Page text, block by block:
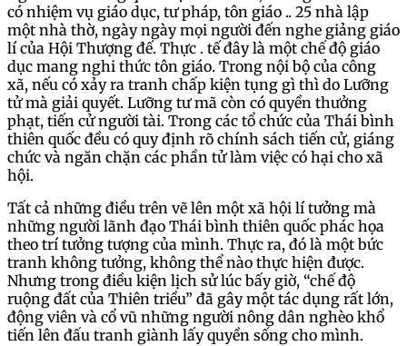
có nhiệm vụ giáo dục, tư pháp, tôn giáo .. 25 nhà lập
một nhà thờ, ngày ngày mọi người đến nghe giảng giáo
lí của Hội Thượng đế. Thực . tế đây là một chế độ giáo
dục mang nghi thức tôn giáo. Trong nội bộ của công
xã, nếu có xảy ra tranh chấp kiện tụng gì thì do Lưỡng
tử mà giải quyết. Lưỡng tư mã còn có quyền thưởng
phạt, tiến cử người tài. Trong các tổ chức của Thái bình
thiên quốc đều có quy định rõ chính sách tiến cử, giáng
chức và ngăn chặn các phần tử làm việc có hại cho xã
hội.
Tất cả những điều trên vẽ lên một xã hội lí tưởng mà
những người lãnh đạo Thái bình thiên quốc phác họa
theo trí tưởng tượng của mình. Thực ra, đó là một bức
tranh không tưởng, không thể nào thực hiện được.
Nhưng trong điều kiện lịch sử lúc bấy giờ, “chế độ
ruộng đất của Thiên triều” đã gây một tác dụng rất lớn,
động viên và cổ vũ những người nông dân nghèo khổ
tiến lên đấu tranh giành lấy quyền sống cho mình.